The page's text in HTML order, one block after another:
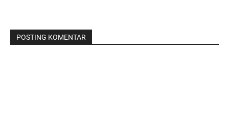
POSTING KOMENTAR